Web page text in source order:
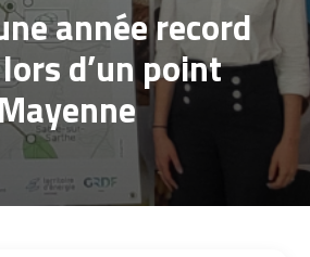
année record
d’un point